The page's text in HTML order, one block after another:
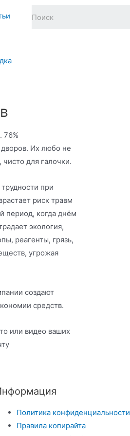
76%
Их любо не
для галочки.
при
риск травм
период, когда днём
экология,
реагенты, грязь,
угрожая
создают
средств.
или видео ваших
Политика конфиденциальности
Правила копирайта